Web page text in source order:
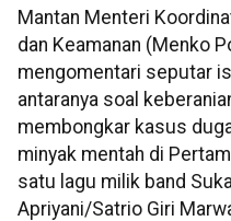
Mantan Menteri
dan Keamanan (Menko
mengomentari seputar
antaranya soal
membongkar kasus
minyak mentah di
satu lagu milik band
Apriyani/Satrio Giri